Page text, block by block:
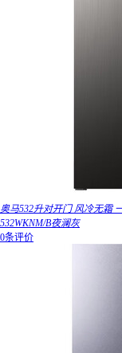
奥马532升对开门 风冷无霜
532WKNM/B夜澜灰
0条评价